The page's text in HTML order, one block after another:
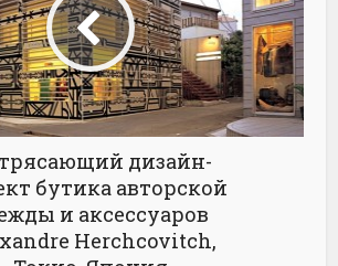
дизайн-
бутика авторской
и аксессуаров
Herchcovitch,